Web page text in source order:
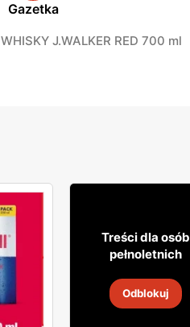
Gazetka
WHISKY J.WALKER RED 700 ml
159 99
-12 sie 2026
Treści dla osób
pełnoletnich
Odblokuj